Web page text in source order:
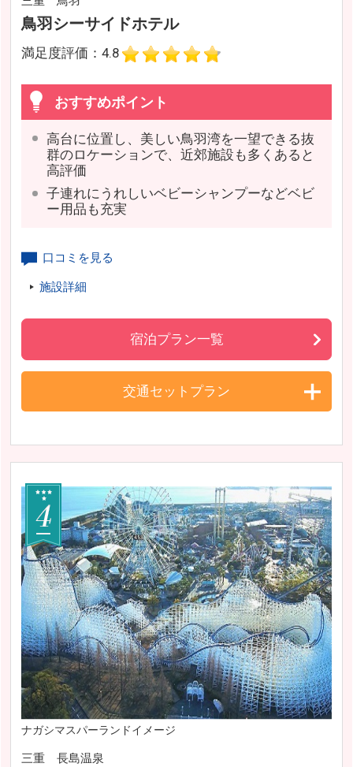
鳥羽シーサイドホテル
満足度評価：4.8
おすすめポイント
高台に位置し、美しい鳥羽湾を一望できる抜
群のロケーションで、近郊施設も多くあると
高評価
子連れにうれしいベビーシャンプーなどベビ
ー用品も充実
口コミを見る
施設詳細
宿泊プラン一覧
交通セットプラン
ナガシマスパーランドイメージ
三重 長島温泉